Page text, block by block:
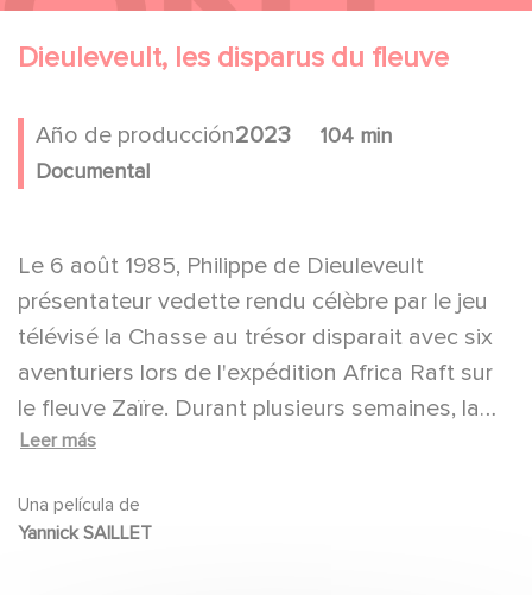
Dieuleveult, les disparus du fleuve
Año de producción2023
104 min
Documental
Le 6 août 1985, Philippe de Dieuleveult
présentateur vedette rendu célèbre par le jeu
télévisé la Chasse au trésor disparait avec six
aventuriers lors de l'expédition Africa Raft sur
le fleuve Zaïre. Durant plusieurs semaines, la
France se tourne vers ce pays dirigé par le
accompagner les recherches du célèbre
Leer más
Una película de
Yannick SAILLET